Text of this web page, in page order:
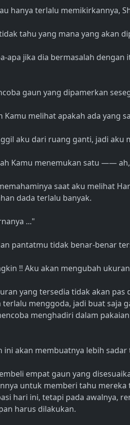
hanya terlalu memikirkannya,
tahu yang mana yang akan
apa jika dia bermasalah
gaun yang dipamerkan
Kamu melihat apakah ada yang
aku dari ruang ganti, jadi aku
Kamu menemukan satu ——
saat aku melihat
dada terlalu banyak.
..."
pantatmu tidak benar-benar
!! Aku akan mengubah
yang tersedia tidak akan pas
menggoda, jadi buat saja
menghadiri dalam
ini akan membuatnya lebih
empat gaun yang
untuk memberi tahu
hari ini, tetapi pada awalnya,
harus dilakukan.